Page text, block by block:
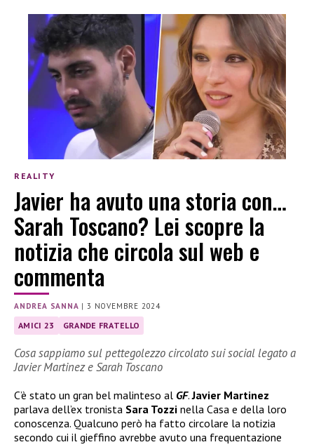
REALITY
Javier ha avuto una storia con…
Sarah Toscano? Lei scopre la
notizia che circola sul web e
commenta
ANDREA SANNA |3 NOVEMBRE 2024
AMICI 23 GRANDE FRATELLO
Cosa sappiamo sul pettegolezzo circolato sui social legato a
Javier Martinez e Sarah Toscano
C’è stato un gran bel malinteso al GF.Javier Martinez
parlava dell’ex tronista Sara Tozzi nella Casa e della loro
conoscenza. Qualcuno però ha fatto circolare la notizia
secondo cui il gieffino avrebbe avuto una frequentazione